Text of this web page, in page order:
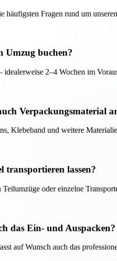
Fragen rund um
Umzug buchen?
2–4 Wochen im
Verpackungsmaterial
Klebeband und weitere
lassen?
oder einzelne
das Ein- und Auspacken?
auf Wunsch auch das